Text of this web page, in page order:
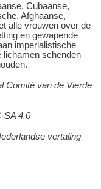
Cubaanse,
Afghaanse,
alle vrouwen over de
en gewapende
imperialistische
lichamen schenden
Comité van de Vierde
SA 4.0
vertaling